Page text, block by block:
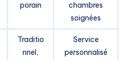
porain
chambres
soignées
Traditio
nnel,
Service
personnalisé